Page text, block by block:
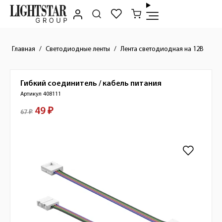
Главная Светодиодные ленты Лента светодиодная на 12В
Краткое описание товара
Гибкий соединитель / кабель питания
Артикул 408111
Стоимость товара
67 ₽ 49 ₽